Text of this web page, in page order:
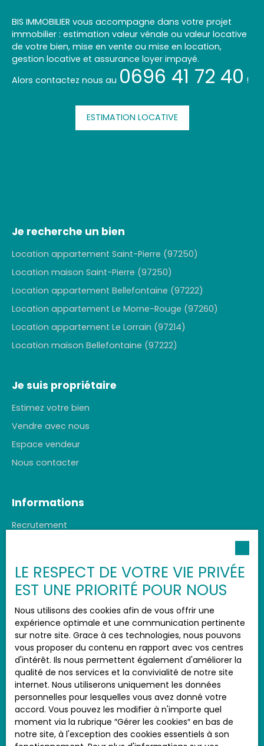
BIS IMMOBILIER vous accompagne dans votre projet
immobilier : estimation valeur vénale ou valeur locative
de votre bien, mise en vente ou mise en location,
gestion locative et assurance loyer impayé.
Alors contactez nous au 0696 41 72 40 !
ESTIMATION LOCATIVE
Je recherche un bien
Location appartement Saint-Pierre (97250)
Location maison Saint-Pierre (97250)
Location appartement Bellefontaine (97222)
Location appartement Le Morne-Rouge (97260)
Location appartement Le Lorrain (97214)
Location maison Bellefontaine (97222)
Je suis propriétaire
Estimez votre bien
Vendre avec nous
Espace vendeur
Nous contacter
Informations
Recrutement
Mentions légales
Politique de confidentialité
Plan du site
Gérer les cookies
Propulsé par
+33 6 96 41 72 40
LE RESPECT DE VOTRE VIE PRIVÉE
EST UNE PRIORITÉ POUR NOUS
Nous utilisons des cookies afin de vous offrir une
expérience optimale et une communication pertinente
sur notre site. Grace à ces technologies, nous pouvons
vous proposer du contenu en rapport avec vos centres
d'intérêt. Ils nous permettent également d'améliorer la
qualité de nos services et la convivialité de notre site
internet. Nous utiliserons uniquement les données
personnelles pour lesquelles vous avez donné votre
accord. Vous pouvez les modifier à n'importe quel
moment via la rubrique ″Gérer les cookies″ en bas de
notre site, à l'exception des cookies essentiels à son